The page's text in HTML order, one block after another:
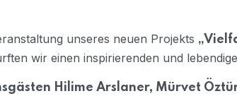
unseres neuen Projekts
wir einen inspirierenden und
Hilime Arslaner, Mürvet